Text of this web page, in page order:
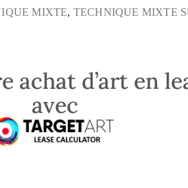
MIXTE, TECHNIQUE MIXTE
achat d’art en
avec